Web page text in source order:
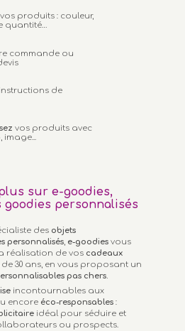
vos produits : couleur,
quantité…
commande ou
de
vos produits avec
image...
sur e-goodies,
goodies personnalisés
des objets
personnalisés, e-goodies vous
réalisation de vos cadeaux
30 ans, en vous proposant un
pas chers.
incontournables aux
encore éco-responsables :
idéal pour séduire et
ou prospects.